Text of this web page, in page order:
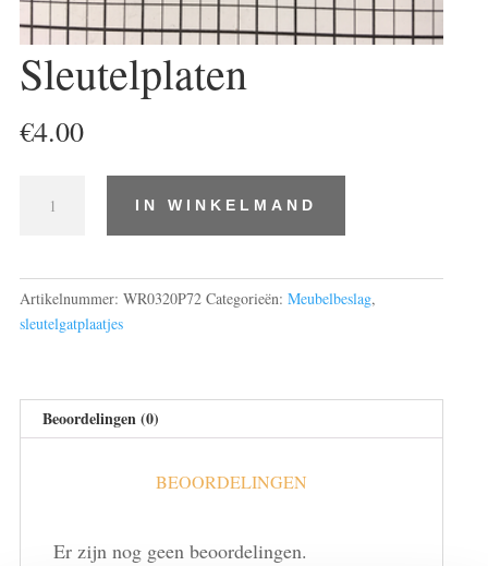
Sleutelplaten
€4.00
aantal
IN WINKELMAND
Artikelnummer: WR0320P72 Categorieën: Meubelbeslag,
sleutelgatplaatjes
Beoordelingen (0)
BEOORDELINGEN
Er zijn nog geen beoordelingen.